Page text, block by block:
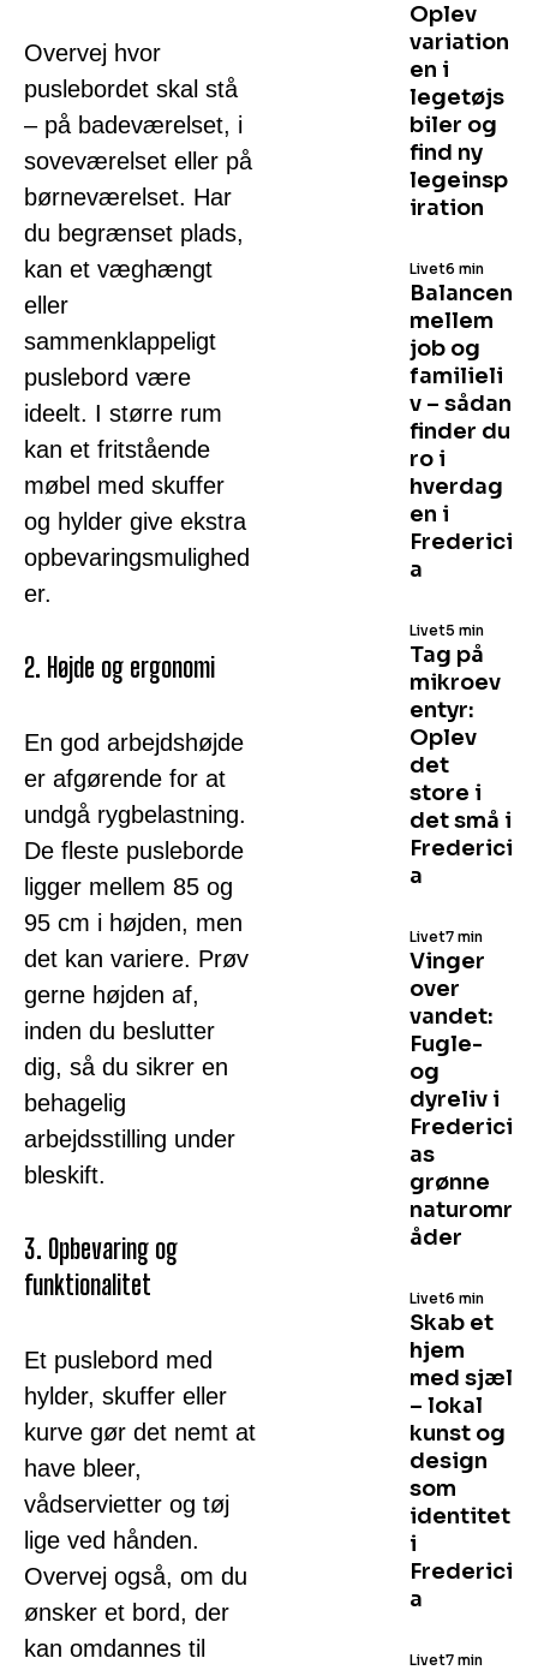
Overvej hvor
puslebordet skal stå
– på badeværelset, i
soveværelset eller på
børneværelset. Har
du begrænset plads,
kan et væghængt
eller
sammenklappeligt
puslebord være
ideelt. I større rum
kan et fritstående
møbel med skuffer
og hylder give ekstra
opbevaringsmulighed
er.
2. Højde og ergonomi
En god arbejdshøjde
er afgørende for at
undgå rygbelastning.
De fleste pusleborde
ligger mellem 85 og
95 cm i højden, men
det kan variere. Prøv
gerne højden af,
inden du beslutter
dig, så du sikrer en
behagelig
arbejdsstilling under
bleskift.
3. Opbevaring og
funktionalitet
Et puslebord med
hylder, skuffer eller
kurve gør det nemt at
have bleer,
vådservietter og tøj
lige ved hånden.
Overvej også, om du
ønsker et bord, der
kan omdannes til
Oplev
variation
en i
legetøjs
biler og
find ny
legeinsp
iration
Balancen
mellem
job og
familieli
v – sådan
finder du
ro i
hverdag
en i
Frederici
a
Livet6 min
Tag på
mikroev
entyr:
Oplev
det
store i
det små i
Frederici
a
Livet5 min
Vinger
over
vandet:
Fugle-
og
dyreliv i
Frederici
as
grønne
naturomr
åder
Livet7 min
Skab et
hjem
med sjæl
– lokal
kunst og
design
som
identitet
i
Frederici
a
Livet6 min
Livet7 min